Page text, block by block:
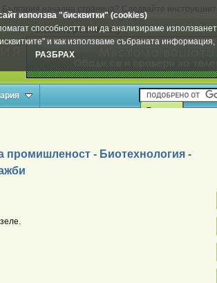
България начална страница? Следвайте
използва "бисквитки" (cookies)
способността ни да анализираме
и как използваме събраната
РАЗБРАХ
Вашата реклама тук
промишленост - Биотехнология -